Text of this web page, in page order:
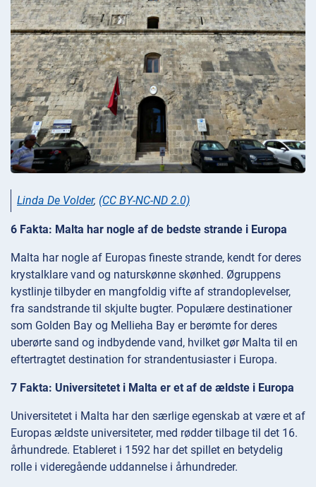
Linda De Volder, (CC BY-NC-ND 2.0)
6 Fakta: Malta har nogle af de bedste strande i Europa
Malta har nogle af Europas fineste strande, kendt for deres
krystalklare vand og naturskønne skønhed. Øgruppens
kystlinje tilbyder en mangfoldig vifte af strandoplevelser,
fra sandstrande til skjulte bugter. Populære destinationer
som Golden Bay og Mellieha Bay er berømte for deres
uberørte sand og indbydende vand, hvilket gør Malta til en
eftertragtet destination for strandentusiaster i Europa.
7 Fakta: Universitetet i Malta er et af de ældste i Europa
Universitetet i Malta har den særlige egenskab at være et af
Europas ældste universiteter, med rødder tilbage til det 16.
århundrede. Etableret i 1592 har det spillet en betydelig
rolle i videregående uddannelse i århundreder.